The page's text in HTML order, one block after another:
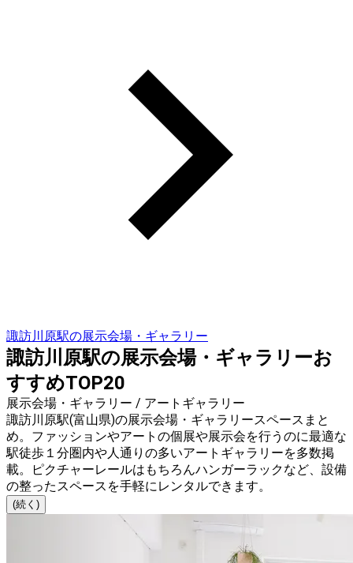
諏訪川原駅の展示会場・ギャラリー
諏訪川原駅の展示会場・ギャラリーお
すすめTOP20
展示会場・ギャラリー / アートギャラリー
諏訪川原駅(富山県)の展示会場・ギャラリースペースまと
め。ファッションやアートの個展や展示会を行うのに最適な
駅徒歩１分圏内や人通りの多いアートギャラリーを多数掲
載。ピクチャーレールはもちろんハンガーラックなど、設備
の整ったスペースを手軽にレンタルできます。
(続く)